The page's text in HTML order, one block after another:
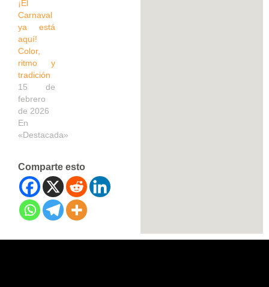
¡El
Carnaval
ya está
aquí!
Color,
ritmo y
tradición
15 de
febrero
de 2026
En
«Destacada»
Comparte esto